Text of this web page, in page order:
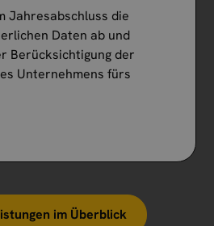
Jahresabschluss die
Daten ab und
Berücksichtigung der
Unternehmens fürs
im Überblick